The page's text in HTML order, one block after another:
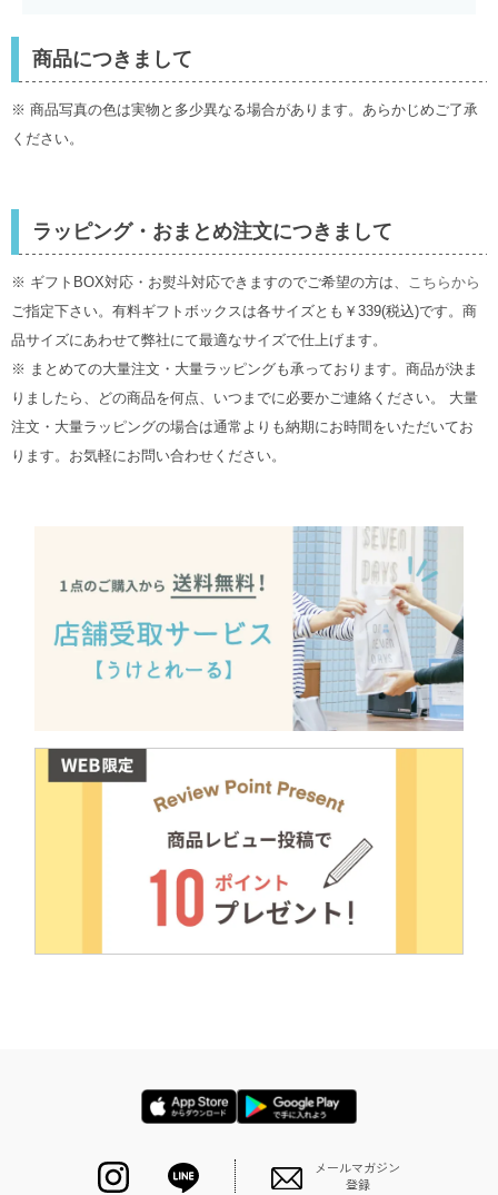
商品につきまして
※ 商品写真の色は実物と多少異なる場合があります。あらかじめご了承
ください。
ラッピング・おまとめ注文につきまして
※ ギフトBOX対応・お熨斗対応できますのでご希望の方は、 こちらから
ご指定下さい。有料ギフトボックスは各サイズとも￥339(税込)です。商
品サイズにあわせて弊社にて最適なサイズで仕上げます。
※ まとめての大量注文・大量ラッピングも承っております。商品が決ま
りましたら、どの商品を何点、いつまでに必要かご連絡ください。 大量
注文・大量ラッピングの場合は通常よりも納期にお時間をいただいてお
ります。お気軽にお問い合わせください。
メールマガジン
登録